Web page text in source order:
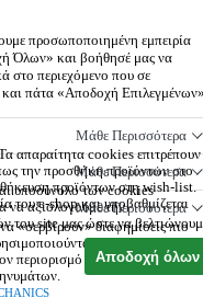
προσωποποιημένη εμπειρία
Όλων» και βοήθησέ μας να
στο περιεχόμενο που σε
και πάτα «Αποδοχή
Μάθε Περισσότερα
απαραίτητα cookies επιτρέπουν
την προσθήκη προϊόντων στο
προϊόντων στη wish-list.
του e-shop και υποβαθμίζεται
Μάθε Περισσότερα
υποσύνολο των cookies
να αξιολογούμε την
του site μας ώστε να
Μάθε Περισσότερα
«σερβίρουν» διαφημίσεις πιο
επίσης για την
περιορισμό των μαζικών,
Αποδοχή όλων